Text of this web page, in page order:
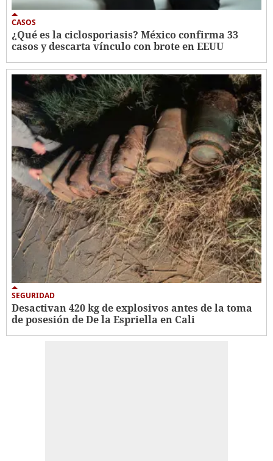
CASOS
¿Qué es la ciclosporiasis? México confirma 33
casos y descarta vínculo con brote en EEUU
SEGURIDAD
Desactivan 420 kg de explosivos antes de la toma
de posesión de De la Espriella en Cali